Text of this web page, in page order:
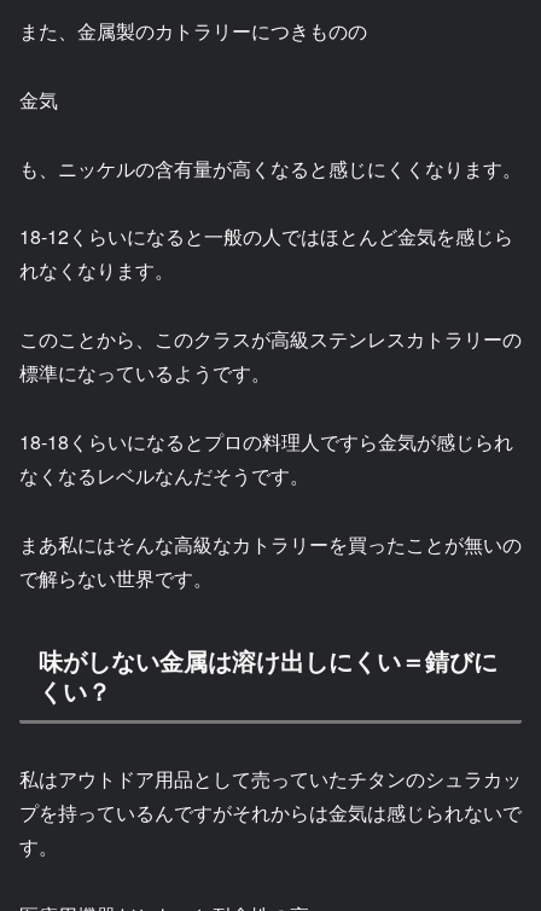
また、金属製のカトラリーにつきものの
金気
も、ニッケルの含有量が高くなると感じにくくなります。
18-12くらいになると一般の人ではほとんど金気を感じら
れなくなります。
このことから、このクラスが高級ステンレスカトラリーの
標準になっているようです。
18-18くらいになるとプロの料理人ですら金気が感じられ
なくなるレベルなんだそうです。
まあ私にはそんな高級なカトラリーを買ったことが無いの
で解らない世界です。
味がしない金属は溶け出しにくい＝錆びに
くい？
私はアウトドア用品として売っていたチタンのシュラカッ
プを持っているんですがそれからは金気は感じられないで
す。